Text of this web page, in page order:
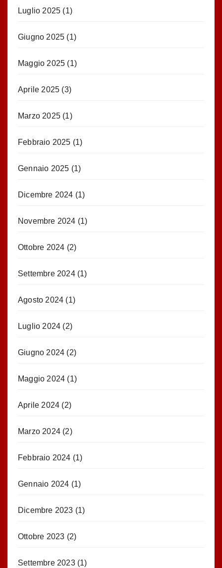
Luglio 2025 (1)
Giugno 2025 (1)
Maggio 2025 (1)
Aprile 2025 (3)
Marzo 2025 (1)
Febbraio 2025 (1)
Gennaio 2025 (1)
Dicembre 2024 (1)
Novembre 2024 (1)
Ottobre 2024 (2)
Settembre 2024(1)
Agosto 2024 (1)
Luglio 2024 (2)
Giugno 2024 (2)
Maggio 2024 (1)
Aprile 2024 (2)
Marzo 2024 (2)
Febbraio 2024 (1)
Gennaio 2024 (1)
Dicembre 2023 (1)
Ottobre 2023 (2)
Settembre 2023(1)